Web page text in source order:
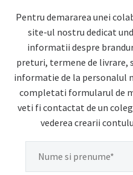
Pentru demararea unei
site-ul nostru dedicat
informatii despre
preturi, termene de livrare,
informatie de la personalul
completati formularul de
veti fi contactat de un
vederea crearii